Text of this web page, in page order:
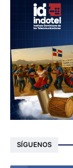
SÍGUENOS